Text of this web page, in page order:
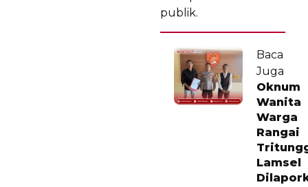
publik.
Baca
Juga
Oknum
Wanita
Warga
Rangai
Lamsel